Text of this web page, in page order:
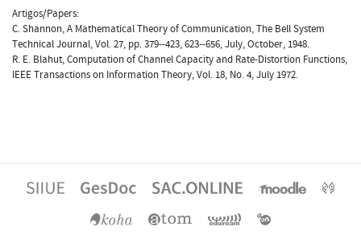
Artigos/Papers:
C. Shannon, A Mathematical Theory of Communication, The Bell System
Technical Journal, Vol. 27, pp. 379--423, 623--656, July, October, 1948.
R. E. Blahut, Computation of Channel Capacity and Rate-Distortion Functions,
IEEE Transactions on Information Theory, Vol. 18, No. 4, July 1972.